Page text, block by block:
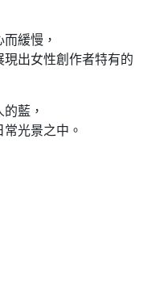
緩慢，
出女性創作者特有的
藍，
光景之中。